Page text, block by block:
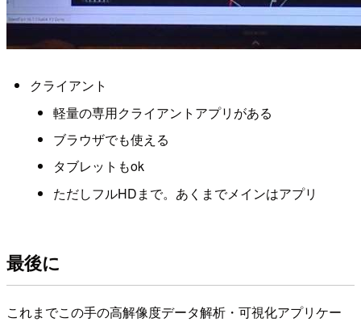
クライアント
軽量の専用クライアントアプリがある
ブラウザでも使える
タブレットもok
ただしフルHDまで。あくまでメインはアプリ
最後に
これまでこの手の高解像度データ解析・可視化アプリケー